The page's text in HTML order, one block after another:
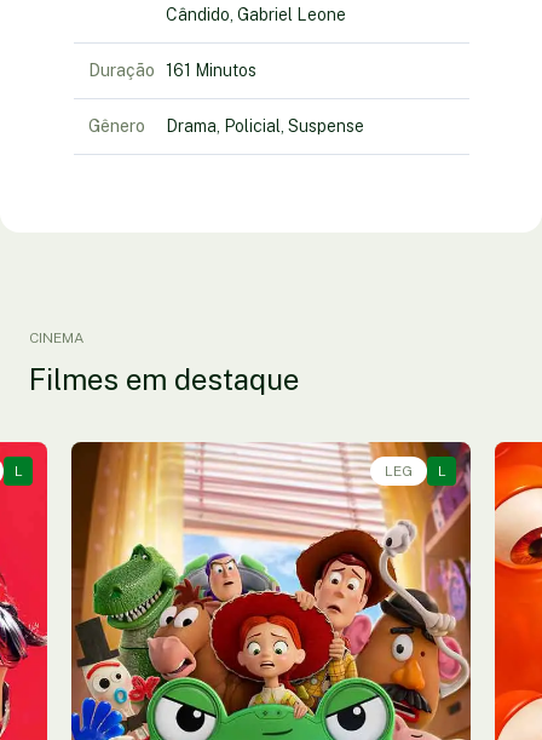
Cândido, Gabriel Leone
Duração 161 Minutos
Gênero Drama, Policial, Suspense
CINEMA
Filmes em destaque
L LEG L
Animação, Aventura, Comédia • • 1h40